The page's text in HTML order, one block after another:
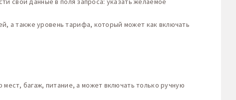
а также уровень тарифа, который может как включать
багаж, питание, а может включать только ручную